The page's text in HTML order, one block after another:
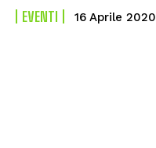
EVENTI 16 Aprile 2020